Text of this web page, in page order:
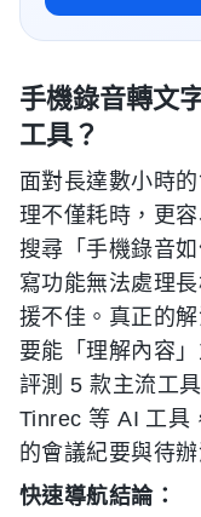
手機錄音轉文
工具？
面對長達數小時
理不僅耗時，更
搜尋「手機錄音
寫功能無法處理
援不佳。真正的
要能「理解內容
評測 5 款主流工
Tinrec 等 AI 工具
的會議紀要與待
快速導航結論：